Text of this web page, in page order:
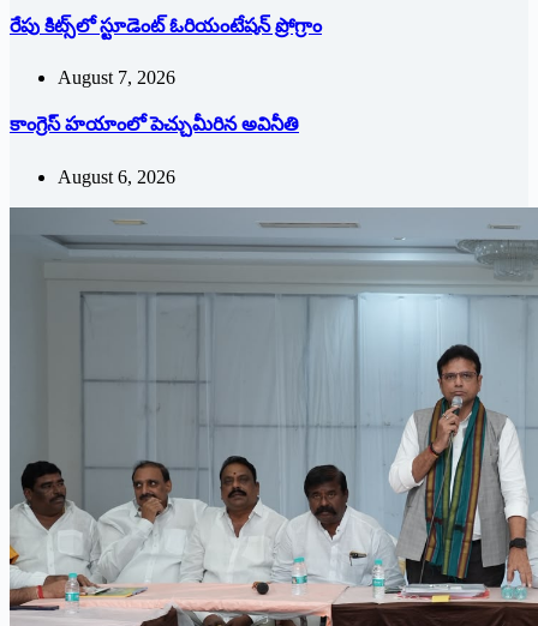
రేపు కిట్స్‌లో స్టూడెంట్ ఓరియంటేషన్ ప్రోగ్రాం
August 7, 2026
కాంగ్రెస్ హయాంలో పెచ్చుమీరిన అవినీతి
August 6, 2026